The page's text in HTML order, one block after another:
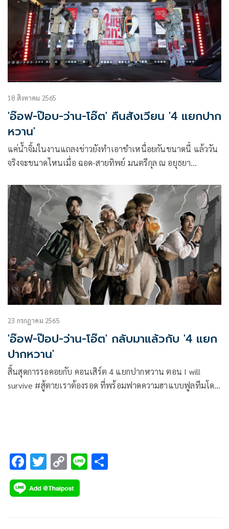
18 สิงหาคม 2565
'อ๊อฟ-ป๊อบ-ว่าน-โอ๊ต' คืนสังเวียน '4 แยกปาก
หวาน'
แค่น้ำจิ้มในงานแถลงข่าวยังทำเอาขำเหนื่อยกันขนาดนี้ แล้ววัน
จริงจะขนาดไหนเมื่อ ฉอด-สายทิพย์ มนตรีกุล ณ อยุธยา
กับ เอส-วรฤทธิ์ ไวยเจียรนัย รองกรรมการผู้อำนวยการ บริษัท
CHANGE2561 ได้ปลุกชีพ สี่จตุรเทพสายฮา อ๊อฟ ปองศักดิ์ –
ป๊อบ ปองกูล – ว่าน ธนกฤต และ โอ๊ต ปราโมทย์ กลับมาคืน
สังเวียนคอนเสิร์ต 4 แยกปากหวาน ตอน I will survive #สู้ตาย
เราต้องรอด อีกครั้ง
23 กรกฎาคม 2565
'อ๊อฟ-ป๊อป-ว่าน-โอ๊ต' กลับมาแล้วกับ '4 แยก
ปากหวาน'
สิ้นสุดการรอคอยกับ คอนเสิร์ต 4 แยกปากหวาน ตอน I will
survive #สู้ตายเราต้องรอด ที่พร้อมฟาดความฮาแบบฟูลทีมโดย
F
ac
e
T
wi
tt
C
o
p
Li